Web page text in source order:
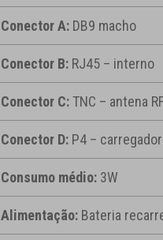
Conector A: DB9 macho
Conector B: RJ45 – interno
Conector C:TNC – antena
Conector D: P4 –
Consumo médio: 3W
Alimentação: Bateria